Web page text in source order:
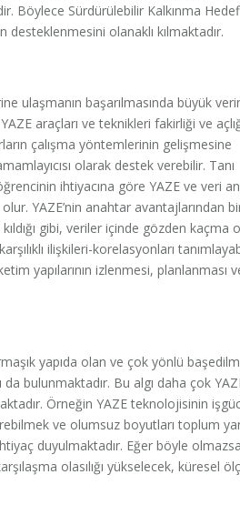
Böylece Sürdürülebilir Kalkınma
olanaklı kılmaktadır.
ulaşmanın başarılmasında büyük
araçları ve teknikleri fakirliği ve
çalışma yöntemlerinin gelişmesine
olarak destek verebilir. Tanı
ihtiyacına göre YAZE ve veri
YAZE’nin anahtar avantajlarından
gibi, veriler içinde gözden kaçma
ilişkileri-korelasyonları
yapılarının izlenmesi, planlanması
yapıda olan ve çok yönlü
bulunmaktadır. Bu algı daha çok
Örneğin YAZE teknolojisinin
ve olumsuz boyutları toplum
duyulmaktadır. Eğer böyle
olasılığı yükselecek, küresel